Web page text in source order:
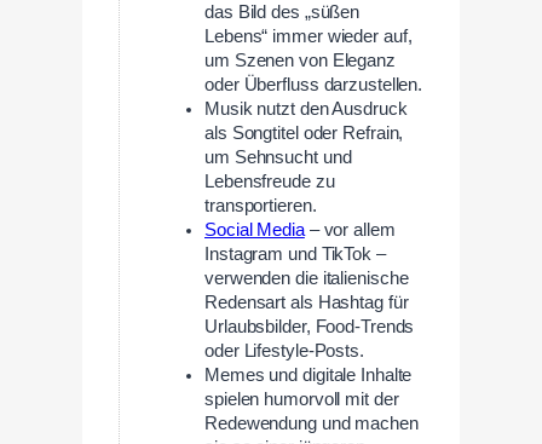
das Bild des „süßen
Lebens“ immer wieder auf,
um Szenen von Eleganz
oder Überfluss darzustellen.
Musik nutzt den Ausdruck
als Songtitel oder Refrain,
um Sehnsucht und
Lebensfreude zu
transportieren.
Social Media– vor allem
Instagram und TikTok –
verwenden die italienische
Redensart als Hashtag für
Urlaubsbilder, Food-Trends
oder Lifestyle-Posts.
Memes und digitale Inhalte
spielen humorvoll mit der
Redewendung und machen